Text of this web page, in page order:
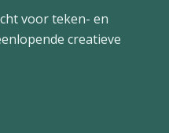
voor teken- en
creatieve